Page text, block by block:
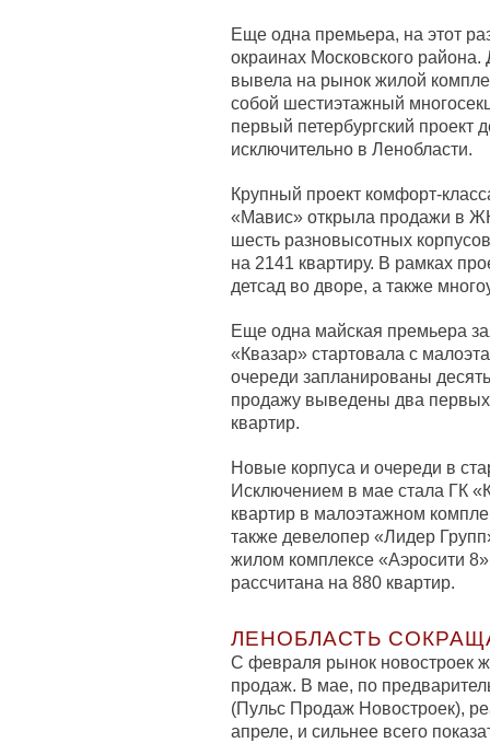
Еще одна премьера, на этот
окраинах Московского
вывела на рынок жилой
собой шестиэтажный
первый петербургский проект
исключительно в Ленобласти.
Крупный проект комфорт-
«Мавис» открыла продажи в
шесть разновысотных
на 2141 квартиру. В рамках
детсад во дворе, а также
Еще одна майская премьера
«Квазар» стартовала с
очереди запланированы
продажу выведены два
квартир.
Новые корпуса и очереди в
Исключением в мае стала ГК
квартир в малоэтажном
также девелопер «Лидер
жилом комплексе «Аэросити
рассчитана на 880 квартир.
ЛЕНОБЛАСТЬ
С февраля рынок новостроек
продаж. В мае, по
(Пульс Продаж Новостроек),
апреле, и сильнее всего